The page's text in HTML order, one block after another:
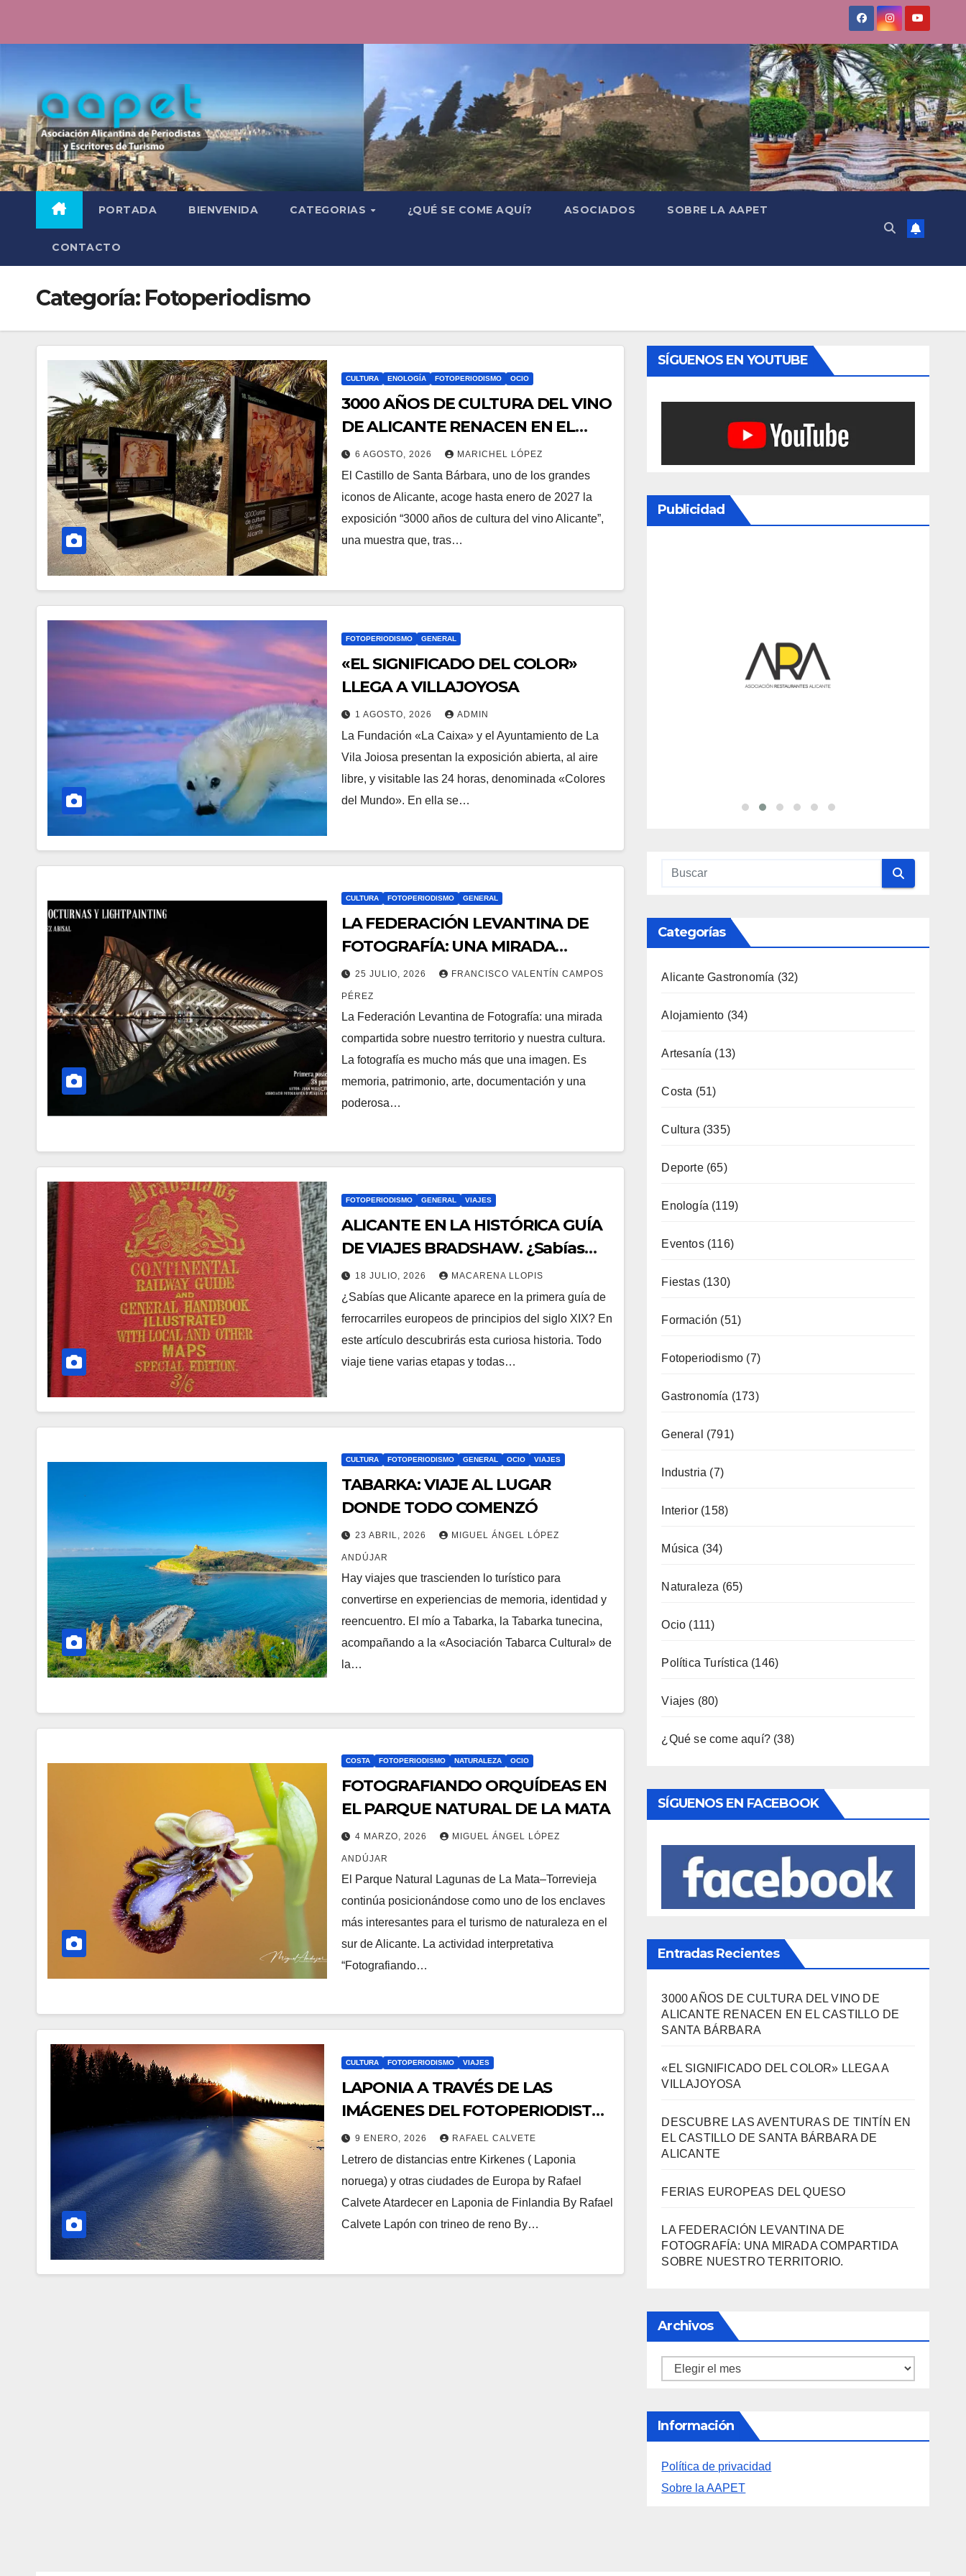
PORTADA BIENVENIDA CATEGORIAS ¿QUÉ SE COME AQUÍ? ASOCIADOS SOBRE LA AAPET
CONTACTO
Categoría: Fotoperiodismo
CULTURA ENOLOGÍA FOTOPERIODISMO OCIO
3000 AÑOS DE CULTURA DEL VINO
DE ALICANTE RENACEN EN EL
CASTILLO DE SANTA BÁRBARA
6 AGOSTO, 2026 MARICHEL LÓPEZ
El Castillo de Santa Bárbara, uno de los grandes
iconos de Alicante, acoge hasta enero de 2027 la
exposición “3000 años de cultura del vino Alicante”,
una muestra que, tras…
FOTOPERIODISMO GENERAL
«EL SIGNIFICADO DEL COLOR»
LLEGA A VILLAJOYOSA
1 AGOSTO, 2026 ADMIN
La Fundación «La Caixa» y el Ayuntamiento de La
Vila Joiosa presentan la exposición abierta, al aire
libre, y visitable las 24 horas, denominada «Colores
del Mundo». En ella se…
CULTURA FOTOPERIODISMO GENERAL
LA FEDERACIÓN LEVANTINA DE
FOTOGRAFÍA: UNA MIRADA
COMPARTIDA SOBRE NUESTRO
TERRITORIO.
25 JULIO, 2026 FRANCISCO VALENTÍN CAMPOS
PÉREZ
La Federación Levantina de Fotografía: una mirada
compartida sobre nuestro territorio y nuestra cultura.
La fotografía es mucho más que una imagen. Es
memoria, patrimonio, arte, documentación y una
poderosa…
FOTOPERIODISMO GENERAL VIAJES
ALICANTE EN LA HISTÓRICA GUÍA
DE VIAJES BRADSHAW. ¿Sabías
que Alicante aparece en la primera
guía de ferrocarriles europeos de
principios del siglo XIX?
18 JULIO, 2026 MACARENA LLOPIS
¿Sabías que Alicante aparece en la primera guía de
ferrocarriles europeos de principios del siglo XIX? En
este artículo descubrirás esta curiosa historia. Todo
viaje tiene varias etapas y todas…
CULTURA FOTOPERIODISMO GENERAL OCIO VIAJES
TABARKA: VIAJE AL LUGAR
DONDE TODO COMENZÓ
23 ABRIL, 2026 MIGUEL ÁNGEL LÓPEZ
ANDÚJAR
Hay viajes que trascienden lo turístico para
convertirse en experiencias de memoria, identidad y
reencuentro. El mío a Tabarka, la Tabarka tunecina,
acompañando a la «Asociación Tabarca Cultural» de
la…
COSTA FOTOPERIODISMO NATURALEZA OCIO
FOTOGRAFIANDO ORQUÍDEAS EN
EL PARQUE NATURAL DE LA MATA
4 MARZO, 2026 MIGUEL ÁNGEL LÓPEZ
ANDÚJAR
El Parque Natural Lagunas de La Mata–Torrevieja
continúa posicionándose como uno de los enclaves
más interesantes para el turismo de naturaleza en el
sur de Alicante. La actividad interpretativa
“Fotografiando…
CULTURA FOTOPERIODISMO VIAJES
LAPONIA A TRAVÉS DE LAS
IMÁGENES DEL FOTOPERIODISTA
RAFAEL CALVETE .
9 ENERO, 2026 RAFAEL CALVETE
Letrero de distancias entre Kirkenes ( Laponia
noruega) y otras ciudades de Europa by Rafael
Calvete Atardecer en Laponia de Finlandia By Rafael
Calvete Lapón con trineo de reno By…
SÍGUENOS EN YOUTUBE
Publicidad
Categorías
Alicante Gastronomía (32)
Alojamiento (34)
Artesanía (13)
Costa (51)
Cultura (335)
Deporte(65)
Enología (119)
Eventos(116)
Fiestas(130)
Formación (51)
Fotoperiodismo (7)
Gastronomía (173)
General (791)
Industria (7)
Interior(158)
Música (34)
Naturaleza (65)
Ocio (111)
Política Turística (146)
Viajes (80)
¿Qué se come aquí?(38)
SÍGUENOS EN FACEBOOK
Entradas Recientes
3000 AÑOS DE CULTURA DEL VINO DE
ALICANTE RENACEN EN EL CASTILLO DE
SANTA BÁRBARA
«EL SIGNIFICADO DEL COLOR» LLEGA A
VILLAJOYOSA
DESCUBRE LAS AVENTURAS DE TINTÍN EN
EL CASTILLO DE SANTA BÁRBARA DE
ALICANTE
FERIAS EUROPEAS DEL QUESO
LA FEDERACIÓN LEVANTINA DE
FOTOGRAFÍA: UNA MIRADA COMPARTIDA
SOBRE NUESTRO TERRITORIO.
Archivos
Archivos
Información
Política de privacidad
Sobre la AAPET